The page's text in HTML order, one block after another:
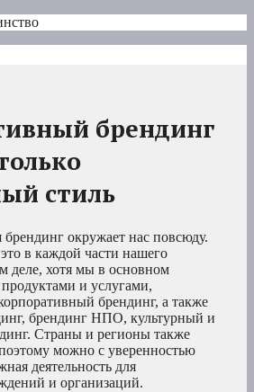
брендинг
стиль
окружает нас повсюду.
в каждой части нашего
деле, хотя мы в основном
и услугами,
брендинг, а также
брендинг НПО, культурный и
Страны и регионы также
можно с уверенностью
деятельность для
и организаций.